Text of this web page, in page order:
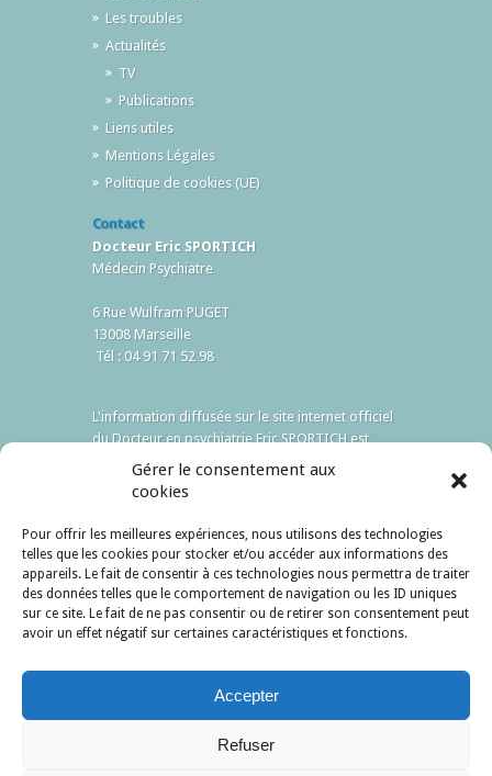
Gérer le consentement aux
cookies
Pour offrir les meilleures expériences, nous utilisons des technologies
telles que les cookies pour stocker et/ou accéder aux informations des
appareils. Le fait de consentir à ces technologies nous permettra de traiter
des données telles que le comportement de navigation ou les ID uniques
sur ce site. Le fait de ne pas consentir ou de retirer son consentement peut
avoir un effet négatif sur certaines caractéristiques et fonctions.
Accepter
Refuser
Les troubles
Actualités
TV
Publications
Liens utiles
Mentions Légales
Politique de cookies (UE)
Contact
Docteur Eric SPORTICH
Médecin Psychiatre
6 Rue Wulfram PUGET
13008 Marseille
Tél : 04 91 71 52 98
L'information diffusée sur le site internet officiel
du Docteur en psychiatrie Eric SPORTICH est
destinée à encourager, et non à remplacer, les
relations existantes entre patient et médecin.
Accès